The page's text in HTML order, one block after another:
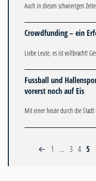
Auch in diesen schwierigen
Crowdfunding – ein
Liebe Leute, es ist vollbracht!
Fussball und
vorerst noch auf Eis
Mit einer heute durch die
← 1 … 3 4 5